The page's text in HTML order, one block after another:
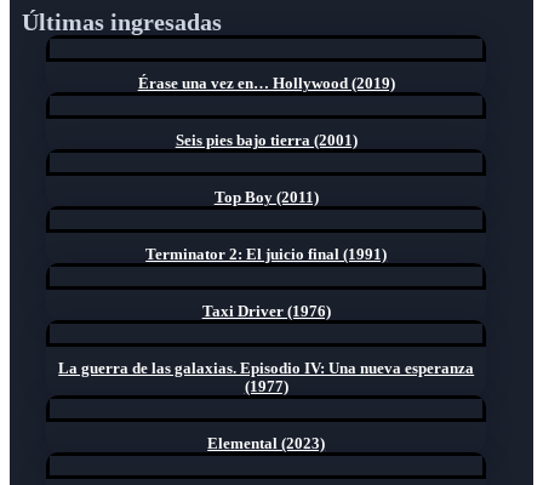
Últimas ingresadas
Érase una vez en… Hollywood (2019)
Seis pies bajo tierra (2001)
Top Boy (2011)
Terminator 2: El juicio final (1991)
Taxi Driver (1976)
La guerra de las galaxias. Episodio IV: Una nueva esperanza
(1977)
Elemental (2023)